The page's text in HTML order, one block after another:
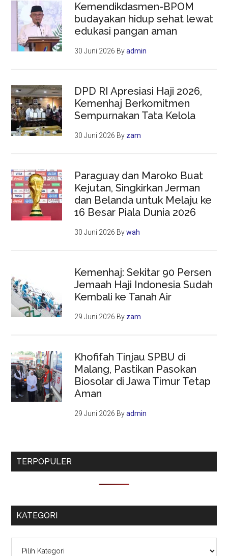
Kemendikdasmen-BPOM
budayakan hidup sehat lewat
edukasi pangan aman
30 Juni 2026 Byadmin
DPD RI Apresiasi Haji 2026,
Kemenhaj Berkomitmen
Sempurnakan Tata Kelola
30 Juni 2026 By zam
Paraguay dan Maroko Buat
Kejutan, Singkirkan Jerman
dan Belanda untuk Melaju ke
16 Besar Piala Dunia 2026
30 Juni 2026 Bywah
Kemenhaj: Sekitar 90 Persen
Jemaah Haji Indonesia Sudah
Kembali ke Tanah Air
29 Juni 2026 By zam
Khofifah Tinjau SPBU di
Malang, Pastikan Pasokan
Biosolar di Jawa Timur Tetap
Aman
29 Juni 2026 Byadmin
TERPOPULER
KATEGORI